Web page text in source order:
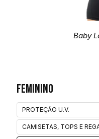
Feminino
PROTEÇÃO U.V.
CAMISETAS, TOPS E
Baby